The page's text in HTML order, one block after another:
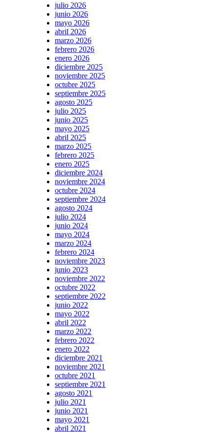
julio 2026
junio 2026
mayo 2026
abril 2026
marzo 2026
febrero 2026
enero 2026
diciembre 2025
noviembre 2025
octubre 2025
septiembre 2025
agosto 2025
julio 2025
junio 2025
mayo 2025
abril 2025
marzo 2025
febrero 2025
enero 2025
diciembre 2024
noviembre 2024
octubre 2024
septiembre 2024
agosto 2024
julio 2024
junio 2024
mayo 2024
marzo 2024
febrero 2024
noviembre 2023
junio 2023
noviembre 2022
octubre 2022
septiembre 2022
junio 2022
mayo 2022
abril 2022
marzo 2022
febrero 2022
enero 2022
diciembre 2021
noviembre 2021
octubre 2021
septiembre 2021
agosto 2021
julio 2021
junio 2021
mayo 2021
abril 2021